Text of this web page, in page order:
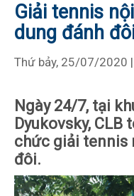
Giải tennis
dung đánh
Thứ bảy, 25/07/2020
Ngày 24/7, tại
Dyukovsky, CLB
chức giải tennis
đôi.